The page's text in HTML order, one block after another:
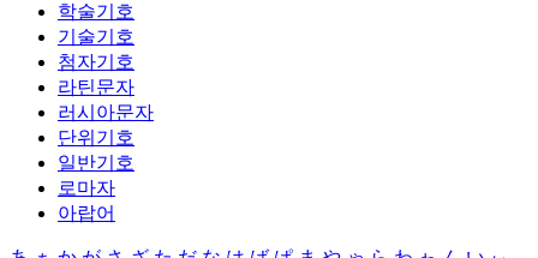
학술기호
기술기호
첨자기호
라틴문자
러시아문자
단위기호
일반기호
로마자
아랍어